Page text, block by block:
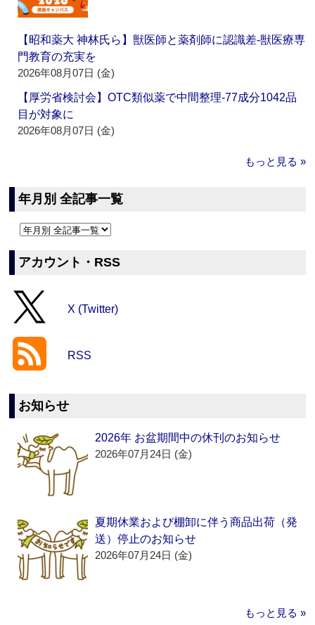
【昭和薬大 神林氏ら】獣医師と薬剤師に認識差‐獣医療専
門教育の充実を
2026年08月07日 (金)
【厚労省検討会】OTC類似薬で中間整理‐77成分1042品
目が対象に
2026年08月07日 (金)
もっと見る »
年月別 全記事一覧
アカウント・RSS
X (Twitter)
RSS
お知らせ
2026年 お盆期間中の休刊のお知らせ
2026年07月24日 (金)
夏期休業および棚卸に伴う商品出荷（発
送）停止のお知らせ
2026年07月24日 (金)
もっと見る »